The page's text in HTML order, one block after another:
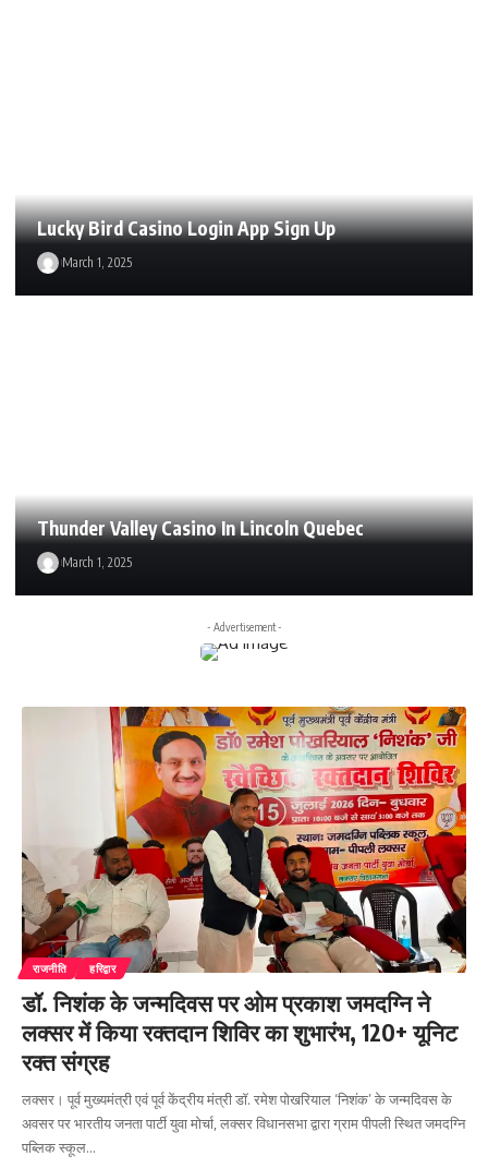
Lucky Bird Casino Login App Sign Up
March 1, 2025
Thunder Valley Casino In Lincoln Quebec
March 1, 2025
- Advertisement -
राजनीति हरिद्वार
डॉ. निशंक के जन्मदिवस पर ओम प्रकाश जमदग्नि ने
लक्सर में किया रक्तदान शिविर का शुभारंभ, 120+ यूनिट
रक्त संग्रह
लक्सर। पूर्व मुख्यमंत्री एवं पूर्व केंद्रीय मंत्री डॉ. रमेश पोखरियाल ‘निशंक’ के जन्मदिवस के
अवसर पर भारतीय जनता पार्टी युवा मोर्चा, लक्सर विधानसभा द्वारा ग्राम पीपली स्थित जमदग्नि
पब्लिक स्कूल…